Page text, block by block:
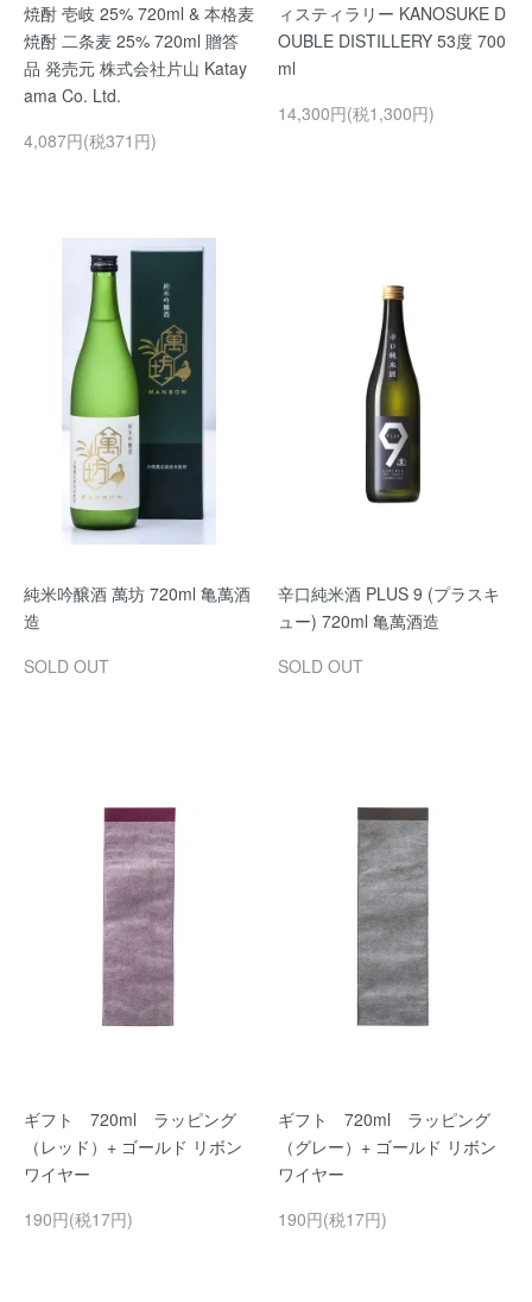
焼酎 壱岐 25% 720ml & 本格麦
焼酎 二条麦 25% 720ml 贈答
品 発売元 株式会社片山 Katay
ama Co. Ltd.
4,087円(税371円)
ィスティラリー KANOSUKE D
OUBLE DISTILLERY 53度 700
ml
14,300円(税1,300円)
純米吟醸酒 萬坊 720ml 亀萬酒
造
SOLD OUT
辛口純米酒 PLUS 9 (プラスキ
ュー) 720ml 亀萬酒造
SOLD OUT
ギフト 720ml ラッピング
（レッド）+ ゴールド リボン
ワイヤー
190円(税17円)
ギフト 720ml ラッピング
（グレー）+ ゴールド リボン
ワイヤー
190円(税17円)